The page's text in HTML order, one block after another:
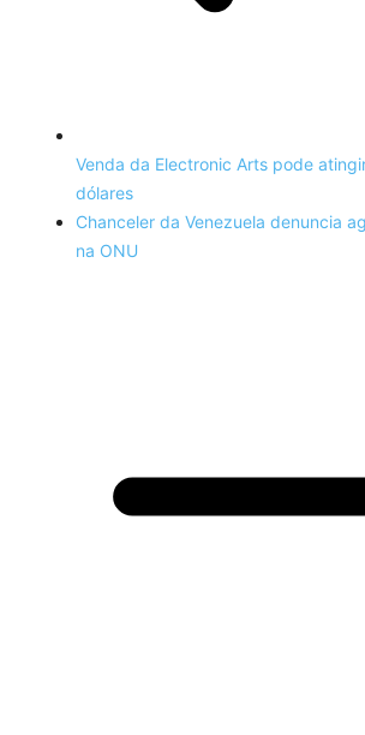
Venda da Electronic Arts pode
dólares
Chanceler da Venezuela denuncia
na ONU